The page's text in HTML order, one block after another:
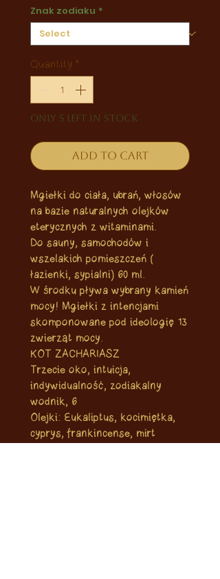
Znak zodiaku *
Quantity *
Only 5 left in stock
Add to Cart
Mgiełki do ciała, ubrań, włosów
na bazie naturalnych olejków
eterycznych z witaminami.
Do sauny, samochodów i
wszelakich pomieszczeń (
łazienki, sypialni) 60 ml.
W środku pływa wybrany kamień
mocy! Mgiełki z intencjami
skomponowane pod ideologię 13
zwierząt mocy.
KOT ZACHARIASZ
Trzecie oko, intuicja,
indywidualność, zodiakalny
wodnik, 6
Olejki: Eukaliptus, kocimiętka,
cyprys, frankincense, mirt